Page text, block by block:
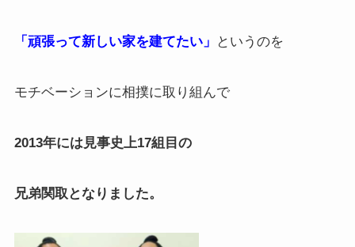
「頑張って新しい家を建てたい」 というのを
モチベーションに相撲に取り組んで
2013年には見事史上17組目の
兄弟関取となりました。